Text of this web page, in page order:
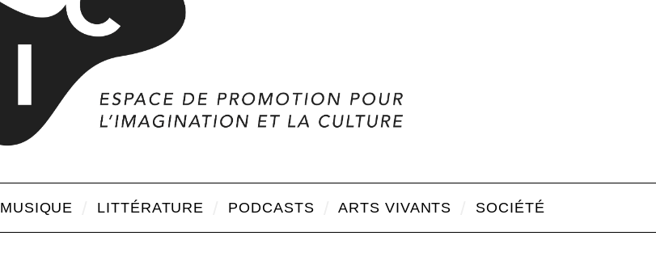
MUSIQUE LITTÉRATURE PODCASTS ARTS VIVANTS SOCIÉTÉ